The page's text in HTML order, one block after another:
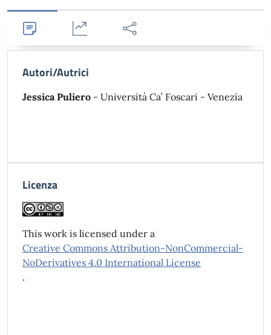
Dettagli Statistiche Condividi
Autori/Autrici
Jessica Puliero - Università Ca’ Foscari - Venezia
Licenza
This work is licensed under a
Creative Commons Attribution-NonCommercial-
NoDerivatives 4.0 International License
.